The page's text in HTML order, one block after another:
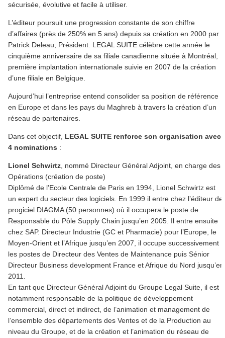
sécurisée, évolutive et facile à utiliser.
L’éditeur poursuit une progression constante de son chiffre
d’affaires (près de 250% en 5 ans) depuis sa création en 2000 par
Patrick Deleau, Président. LEGAL SUITE célèbre cette année le
cinquième anniversaire de sa filiale canadienne située à Montréal,
première implantation internationale suivie en 2007 de la création
d’une filiale en Belgique.
Aujourd’hui l’entreprise entend consolider sa position de référence
en Europe et dans les pays du Maghreb à travers la création d’un
réseau de partenaires.
Dans cet objectif, LEGAL SUITE renforce son organisation avec
4 nominations :
Lionel Schwirtz , nommé Directeur Général Adjoint, en charge des
Opérations (création de poste)
Diplômé de l’Ecole Centrale de Paris en 1994, Lionel Schwirtz est
un expert du secteur des logiciels. En 1999 il entre chez l’éditeur de
progiciel DIAGMA (50 personnes) où il occupera le poste de
Responsable du Pôle Supply Chain jusqu’en 2005. Il entre ensuite
chez SAP. Directeur Industrie (GC et Pharmacie) pour l’Europe, le
Moyen-Orient et l’Afrique jusqu’en 2007, il occupe successivement
les postes de Directeur des Ventes de Maintenance puis Sénior
Directeur Business development France et Afrique du Nord jusqu’en
2011.
En tant que Directeur Général Adjoint du Groupe Legal Suite, il est
notamment responsable de la politique de développement
commercial, direct et indirect, de l’animation et management de
l’ensemble des départements des Ventes et de la Production au
niveau du Groupe, et de la création et l’animation du réseau de